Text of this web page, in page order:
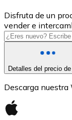
USD Coin
USDC
Disfruta de un
vender e
Detalles del precio
Descarga